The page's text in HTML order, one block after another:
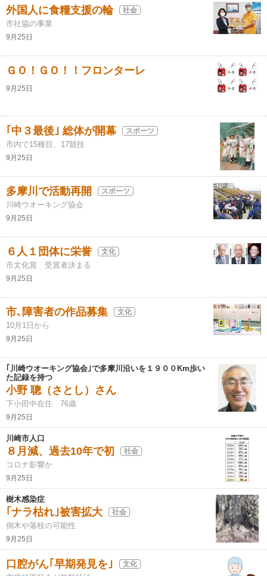
外国人に食糧支援の輪 社会
市社協の事業
9月25日
ＧＯ！ＧＯ！！フロンターレ
9月25日
｢中３最後｣ 総体が開幕 スポーツ
市内で15種目、17競技
9月25日
多摩川で活動再開 スポーツ
川崎ウオーキング協会
9月25日
６人１団体に栄誉 文化
市文化賞 受賞者決まる
9月25日
市､障害者の作品募集 文化
10月1日から
9月25日
｢川崎ウオーキング協会｣で多摩川沿いを１９００Km歩い
た記録を持つ
小野 聰（さとし）さん
下小田中在住 76歳
9月25日
川崎市人口
８月減、過去10年で初 社会
コロナ影響か
9月25日
樹木感染症
｢ナラ枯れ｣被害拡大 社会
倒木や落枝の可能性
9月25日
口腔がん｢早期発見を｣ 文化